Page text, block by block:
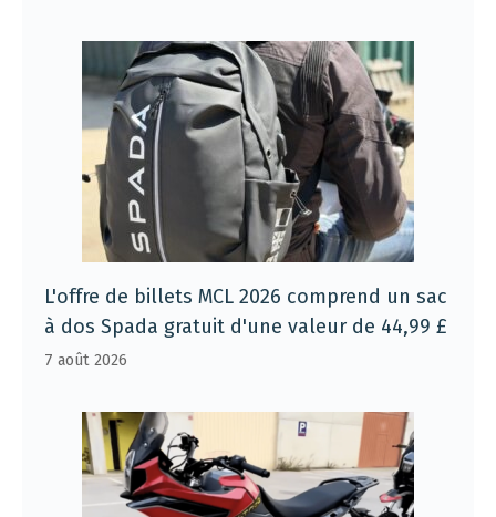
L'offre de billets MCL 2026 comprend un sac
à dos Spada gratuit d'une valeur de 44,99 £
7 août 2026